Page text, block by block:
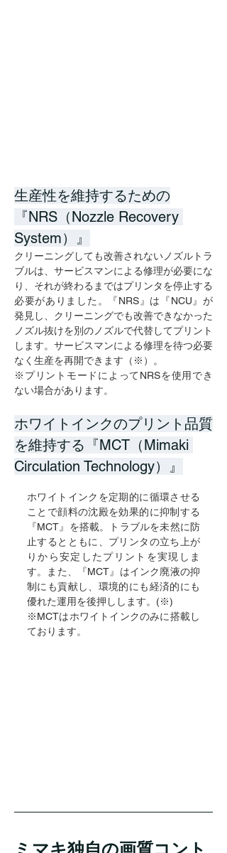
生産性を維持するための
『NRS（Nozzle Recovery
System）』
クリーニングしても改善されないノズルトラ
ブルは、サービスマンによる修理が必要にな
り、それが終わるまではプリンタを停止する
必要がありました。『NRS』は『NCU』が
発見し、クリーニングでも改善できなかった
ノズル抜けを別のノズルで代替してプリント
します。サービスマンによる修理を待つ必要
なく生産を再開できます（※）。
※プリントモードによってNRSを使用でき
ない場合があります。
ホワイトインクのプリント品質
を維持する『MCT（Mimaki
Circulation Technology）』
ホワイトインクを定期的に循環させる
ことで顔料の沈殿を効果的に抑制する
『MCT』を搭載。トラブルを未然に防
止するとともに、プリンタの立ち上が
りから安定したプリントを実現しま
す。また、『MCT』はインク廃液の抑
制にも貢献し、環境的にも経済的にも
優れた運用を後押しします。(※)
※MCTはホワイトインクのみに搭載し
ております。